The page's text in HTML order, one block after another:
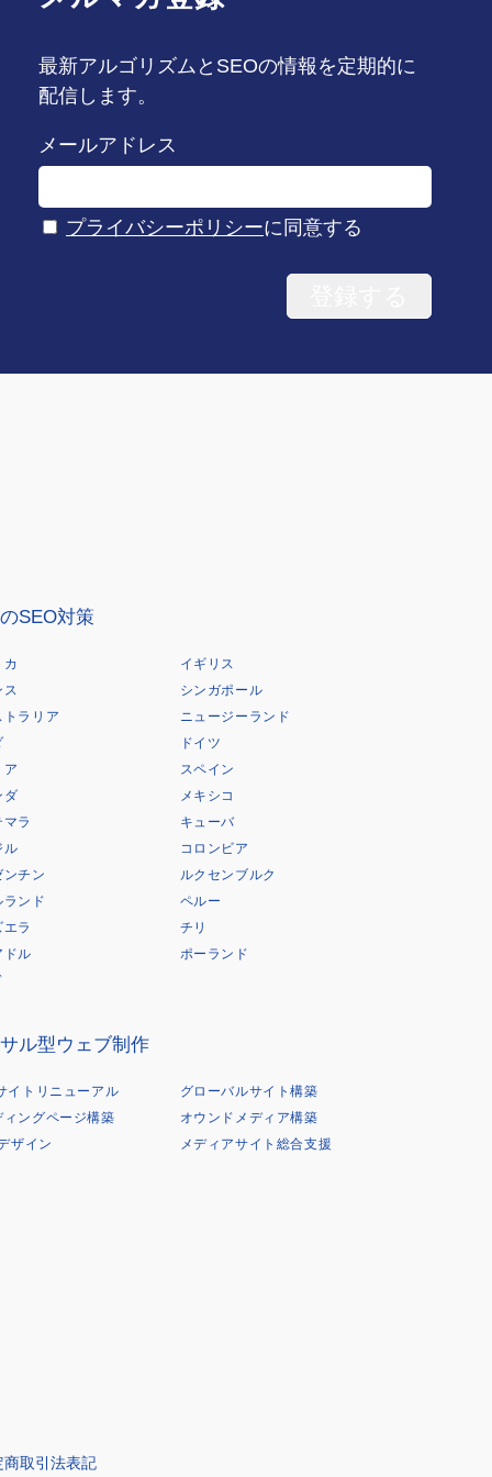
最新アルゴリズムとSEOの情報を定期的に
配信します。
メールアドレス
プライバシーポリシーに同意する
SEO対策
カ
イギリス
ス
シンガポール
トラリア
ニュージーランド
ドイツ
ア
スペイン
ダ
メキシコ
マラ
キューバ
ル
コロンビア
ンチン
ルクセンブルク
ランド
ペルー
ラ
チリ
ドル
ポーランド
ル型ウェブ制作
イトリニューアル
グローバルサイト構築
ィングページ構築
オウンドメディア構築
ザイン
メディアサイト総合支援
商取引法表記